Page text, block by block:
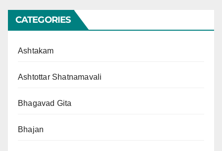
CATEGORIES
Ashtakam
Ashtottar Shatnamavali
Bhagavad Gita
Bhajan